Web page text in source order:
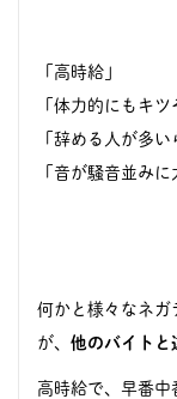
「高時給」
「体力的にもキツ
「辞める人が多い
「音が騒音並みに
何かと様々なネガ
が、 他のバイトと
高時給で、早番